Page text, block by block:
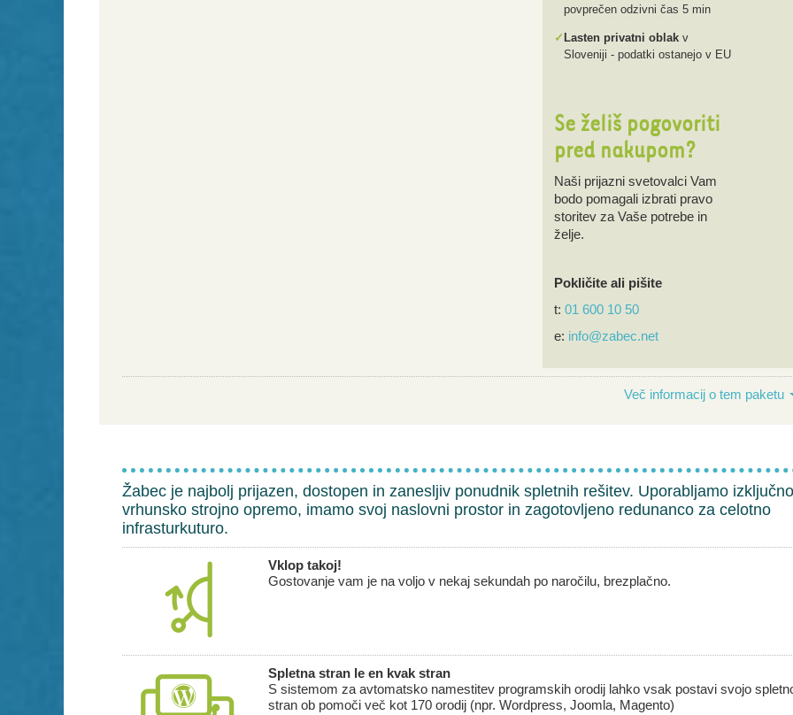
povprečen odzivni čas 5 min
✓ Lasten privatni oblak v
Sloveniji - podatki ostanejo v EU
Se želiš pogovoriti
pred nakupom?
Naši prijazni svetovalci Vam
bodo pomagali izbrati pravo
storitev za Vaše potrebe in
želje.
Pokličite ali pišite
t: 01 600 10 50
e: info@zabec.net
Več informacij o tem paketu
Žabec je najbolj prijazen, dostopen in zanesljiv ponudnik spletnih rešitev. Uporabljamo izključno
vrhunsko strojno opremo, imamo svoj naslovni prostor in zagotovljeno redunanco za celotno
infrasturkuturo.
Vklop takoj!
Gostovanje vam je na voljo v nekaj sekundah po naročilu, brezplačno.
Spletna stran le en kvak stran
S sistemom za avtomatsko namestitev programskih orodij lahko vsak postavi svojo
stran ob pomoči več kot 170 orodij (npr. Wordpress, Joomla, Magento)